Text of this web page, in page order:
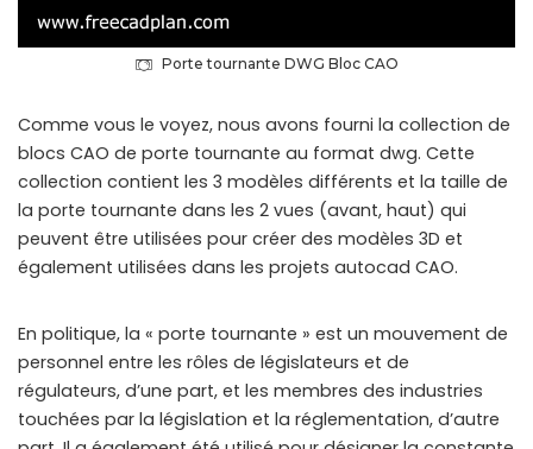
Porte tournante DWG Bloc CAO
Comme vous le voyez, nous avons fourni la collection de
blocs CAO de porte tournante au format dwg. Cette
collection contient les 3 modèles différents et la taille de
la porte tournante dans les 2 vues (avant, haut) qui
peuvent être utilisées pour créer des modèles 3D et
également utilisées dans les projets autocad CAO.
En politique, la « porte tournante » est un mouvement de
personnel entre les rôles de législateurs et de
régulateurs, d’une part, et les membres des industries
touchées par la législation et la réglementation, d’autre